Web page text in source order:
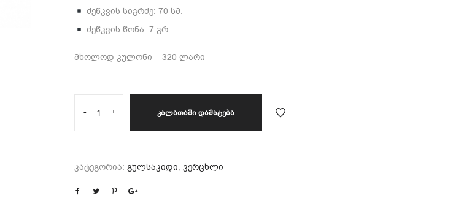
ძეწკვის სიგრძე: 70 სმ.
ძეწკვის წონა: 7 გრ.
მხოლოდ კულონი – 320 ლარი
- + ᲙᲐᲚᲐᲗᲐᲨᲘ ᲓᲐᲛᲐᲢᲔᲑᲐ
კატეგორია: გულსაკიდი, ვერცხლი